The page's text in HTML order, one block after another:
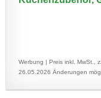
Werbung | Preis inkl. MwSt.,
26.05.2026 Änderungen